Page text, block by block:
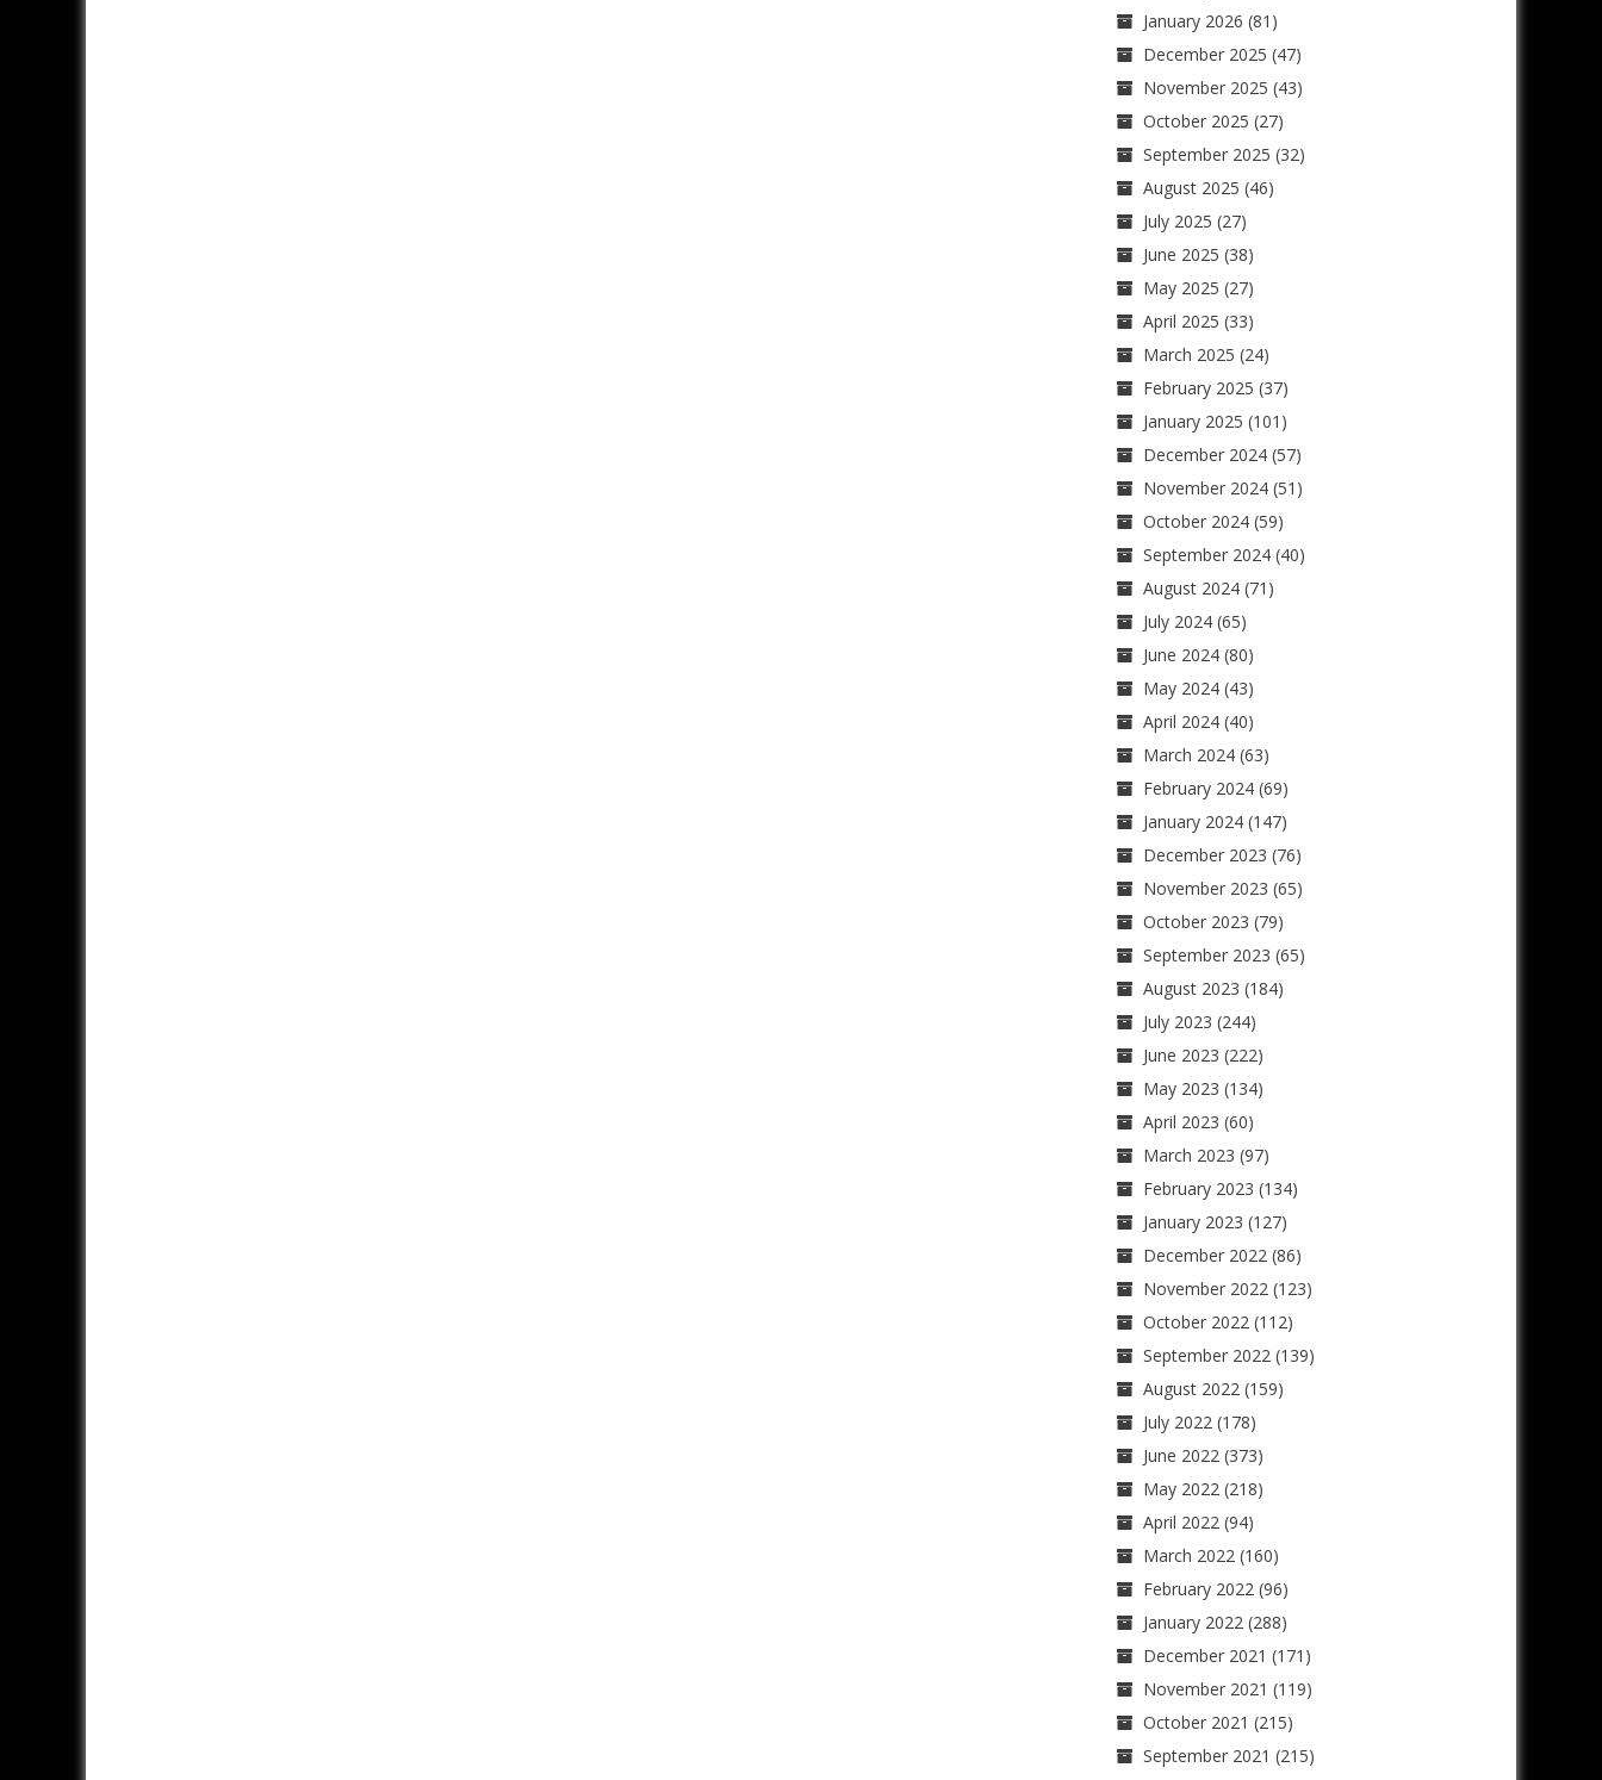
January 2026 (81)
December 2025 (47)
November 2025 (43)
October 2025 (27)
September 2025 (32)
August 2025 (46)
July 2025 (27)
June 2025 (38)
May 2025 (27)
April 2025 (33)
March 2025 (24)
February 2025 (37)
January 2025 (101)
December 2024(57)
November 2024(51)
October 2024(59)
September 2024(40)
August 2024(71)
July 2024(65)
June 2024(80)
May 2024(43)
April 2024(40)
March 2024(63)
February 2024(69)
January 2024(147)
December 2023 (76)
November 2023 (65)
October 2023 (79)
September 2023 (65)
August 2023 (184)
July 2023 (244)
June 2023 (222)
May 2023 (134)
April 2023 (60)
March 2023 (97)
February 2023 (134)
January 2023 (127)
December 2022(86)
November 2022(123)
October 2022(112)
September 2022(139)
August 2022(159)
July 2022(178)
June 2022(373)
May 2022(218)
April 2022(94)
March 2022(160)
February 2022(96)
January 2022(288)
December 2021 (171)
November 2021 (119)
October 2021 (215)
September 2021 (215)